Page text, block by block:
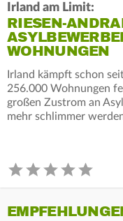
Irland am Limit:
RIESEN-
WOHNUNGEN
Irland kämpft schon
256.000 Wohnungen
großen Zustrom an
mehr schlimmer